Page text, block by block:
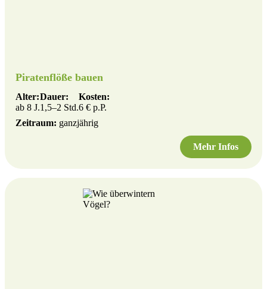
Piratenflöße bauen
Alter:
ab 8 J.
Dauer:
1,5–2 Std.
Kosten:
6 € p.P.
Zeitraum: ganzjährig
Mehr Infos